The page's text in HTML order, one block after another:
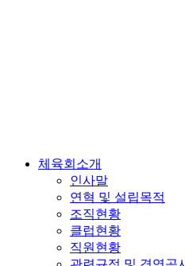
체육회소개
인사말
연혁 및 설립목적
조직현황
클럽현황
직원현황